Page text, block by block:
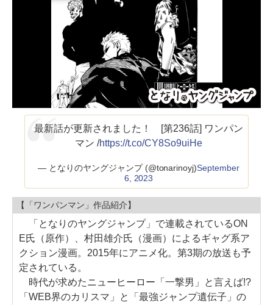
最新話が更新されました！ [第236話] ワンパン
マン /https://t.co/CY8So9uiHe
— となりのヤングジャンプ (@tonarinoyj)September
6, 2023
【「ワンパンマン」作品紹介】
「となりのヤングジャンプ」で連載されているON
E氏（原作）、村田雄介氏（漫画）によるギャグ系ア
クション漫画。2015年にアニメ化。第3期の放送も予
定されている。
時代が求めたニューヒーロー「一撃男」と言えば!?
「WEB界のカリスマ」と「最強ジャンプ遺伝子」の